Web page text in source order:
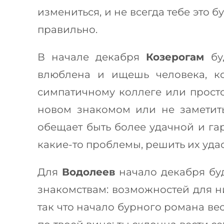
измениться, и не всегда тебе это
правильно.
В начале декабря Козерогам
влюблена и ищешь человека,
симпатичному коллеге или
новом знакомом или не
обещает быть более удачной и
какие-то проблемы, решить их
Для Водолеев начало декабря
знакомствам: возможностей для
так что начало бурного романа